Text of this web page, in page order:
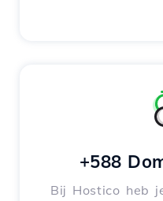
+588
Bij Hostico heb